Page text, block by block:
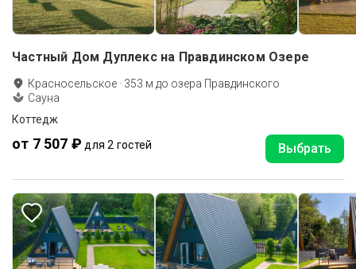
Частный Дом Дуплекс на Правдинском Озере
Красносельское · 353 м до озера Правдинского
Сауна
Коттедж
от 7 507 ₽ для 2 гостей Выбрать